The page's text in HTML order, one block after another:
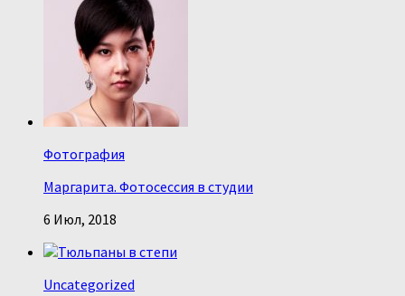
Фотография
Маргарита. Фотосессия в студии
6 Июл, 2018
Uncategorized